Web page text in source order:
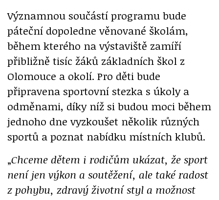
Významnou součástí programu bude
páteční dopoledne věnované školám,
během kterého na výstaviště zamíří
přibližně tisíc žáků základních škol z
Olomouce a okolí. Pro děti bude
připravena sportovní stezka s úkoly a
odměnami, díky níž si budou moci během
jednoho dne vyzkoušet několik různých
sportů a poznat nabídku místních klubů.
„Chceme dětem i rodičům ukázat, že sport
není jen výkon a soutěžení, ale také radost
z pohybu, zdravý životní styl a možnost